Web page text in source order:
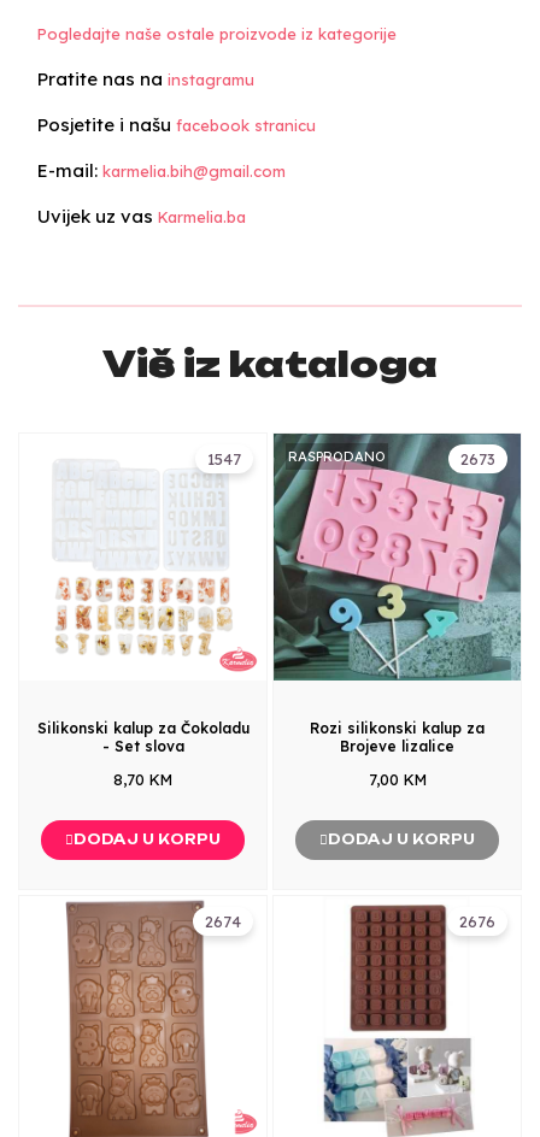
Pogledajte naše ostale proizvode iz kategorije
Pratite nas na instagramu
Posjetite i našu facebook stranicu
E-mail: karmelia.bih@gmail.com
Uvijek uz vas Karmelia.ba
Više iz kataloga
1547
Silikonski kalup za Čokoladu
- Set slova
8,70 KM
DODAJ U KORPU
2673
RASPRODANO
Rozi silikonski kalup za
Brojeve lizalice
7,00 KM
DODAJ U KORPU
2674 2676